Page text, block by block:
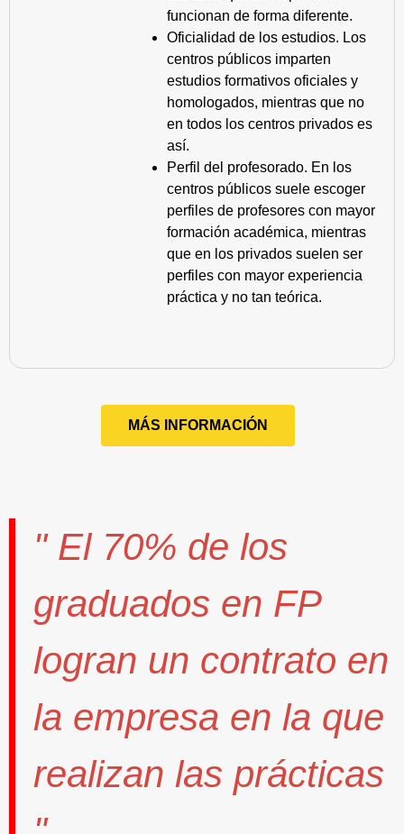
funcionan de forma diferente.
Oficialidad de los estudios. Los
centros públicos imparten
estudios formativos oficiales y
homologados, mientras que no
en todos los centros privados es
así.
Perfil del profesorado. En los
centros públicos suele escoger
perfiles de profesores con mayor
formación académica, mientras
que en los privados suelen ser
perfiles con mayor experiencia
práctica y no tan teórica.
MÁS INFORMACIÓN
" El 70% de los
graduados en FP
logran un contrato en
la empresa en la que
realizan las prácticas